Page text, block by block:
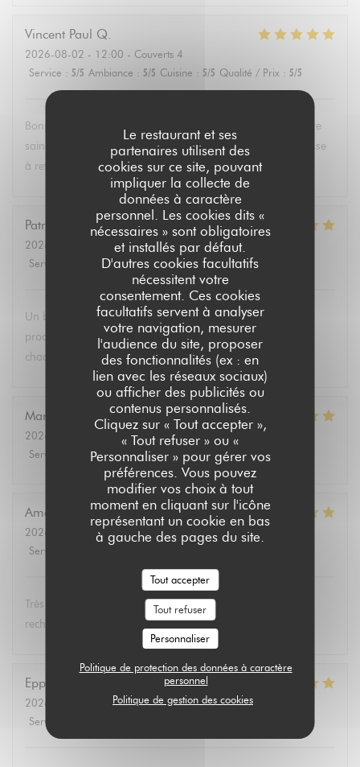
Le restaurant et ses
partenaires utilisent des
cookies sur ce site, pouvant
impliquer la collecte de
données à caractère
personnel. Les cookies dits «
nécessaires » sont obligatoires
et installés par défaut.
D'autres cookies facultatifs
nécessitent votre
consentement. Ces cookies
facultatifs servent à analyser
votre navigation, mesurer
l'audience du site, proposer
des fonctionnalités (ex : en
lien avec les réseaux sociaux)
ou afficher des publicités ou
contenus personnalisés.
Cliquez sur « Tout accepter »,
« Tout refuser » ou «
Personnaliser » pour gérer vos
préférences. Vous pouvez
modifier vos choix à tout
moment en cliquant sur l'icône
représentant un cookie en bas
à gauche des pages du site.
Tout accepter
Tout refuser
Personnaliser
Politique de protection des données à caractère
personnel
Politique de gestion des cookies
Vincent Paul Q
2026-08-02 - 12:00 - Couverts 4
Service : 5/5 Ambiance : 5/5 Cuisine : 5/5 Qualité / Prix : 5/5
Bonjour , super service et mets délicieux. Un belle découverte
saine et équilibrée pas évident à trouver partout. Une adresse
à retenir .Merci.
Patricia
2026-08-02
- 13:30 - Couverts 6
Service
Ambiance: 4/5 Cuisine: 5/5 Qualité / Prix
Un brunch dominical excellent avec un buffet de qualité de
produits végétariens et bio. Tous les convives se régalent à
chaque fois.
Marie Christine D
2026-08-02
- 13:30 - Couverts 2
Service
Ambiance: 4/5 Cuisine: 5/5 Qualité / Prix
Amélie
2026-08-01
- 19:00 - Couverts 3
Service
Très bon et service très agréable. Même mon père (qui
rechigne un peu sur le vegan) a adoré les lasagnes !
Eppo
2026-08-01
- 19:30 - Couverts 4
Service